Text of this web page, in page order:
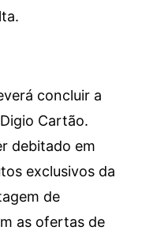
concluir a
Cartão.
debitado em
exclusivos da
de
as ofertas de